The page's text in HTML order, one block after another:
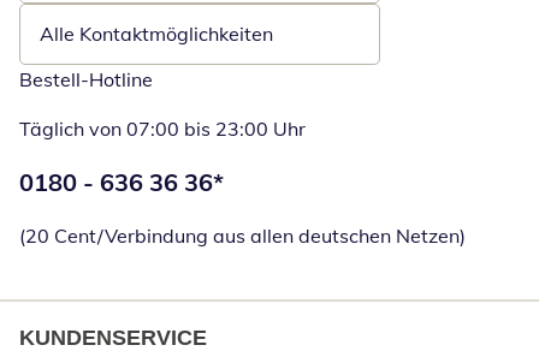
Alle Kontaktmöglichkeiten
Bestell-Hotline
Täglich von 07:00 bis 23:00 Uhr
Telefonnummer:
0180 - 636 36 36*
(20 Cent/Verbindung aus allen deutschen Netzen)
KUNDENSERVICE